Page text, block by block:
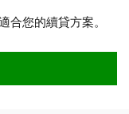
合您的續貸方案。
到最適合的續貸選